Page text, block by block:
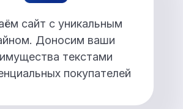
сайт с уникальным
Доносим ваши
текстами
покупателей